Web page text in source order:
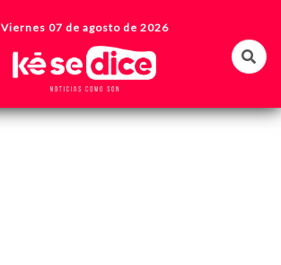
Viernes 07 de agosto de 2026